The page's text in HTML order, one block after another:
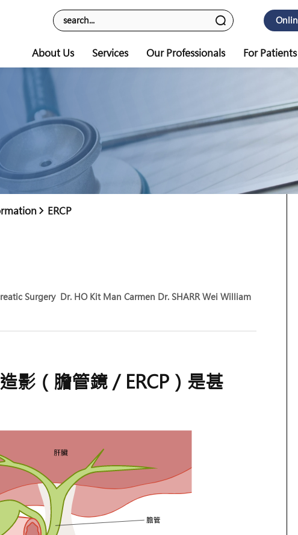
About Us Services Our Professionals For Patients
ERCP
Surgery Dr. HO Kit Man Carmen Dr. SHARR Wei William
影（膽管鏡 / ERCP）是甚